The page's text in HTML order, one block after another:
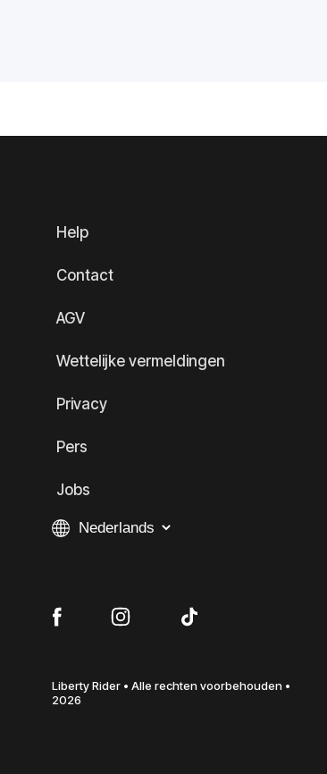
Help
Contact
AGV
Wettelijke vermeldingen
Privacy
Pers
Jobs
Liberty Rider • Alle rechten voorbehouden •
2026